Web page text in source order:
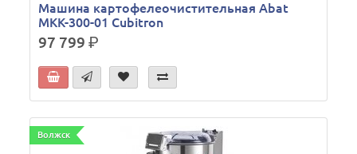
Машина картофелеочистительная Abat
МКК-300-01 Cubitron
97 799р.
Волжск